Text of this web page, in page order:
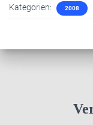
Kategorien: 2008